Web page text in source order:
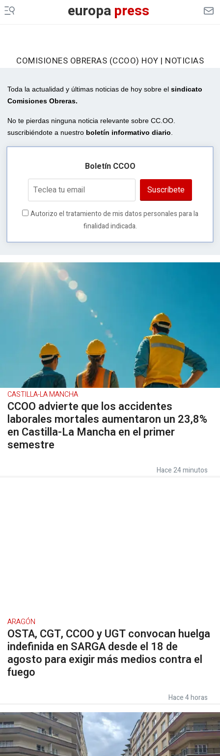
europapress
COMISIONES OBRERAS (CCOO) HOY | NOTICIAS
Toda la actualidad y últimas noticias de hoy sobre el sindicato
Comisiones Obreras.
No te pierdas ninguna noticia relevante sobre CC.OO.
suscribiéndote a nuestro boletín informativo diario
Boletín CCOO
Suscríbete
Autorizo el tratamiento de mis datos personales para la
finalidad indicada.
CASTILLA-LA MANCHA
CCOO advierte que los accidentes
laborales mortales aumentaron un 23,8%
en Castilla-La Mancha en el primer
semestre
Hace 24 minutos
ARAGÓN
OSTA, CGT, CCOO y UGT convocan huelga
indefinida en SARGA desde el 18 de
agosto para exigir más medios contra el
fuego
Hace 4 horas